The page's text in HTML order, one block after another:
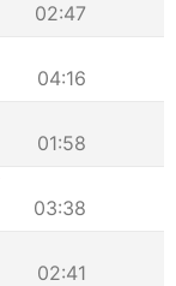
02:47
04:16
01:58
03:38
02:41